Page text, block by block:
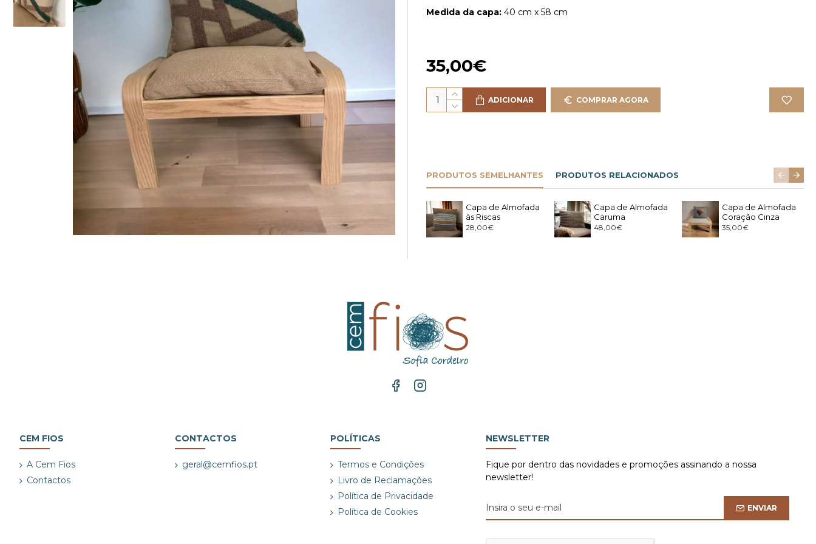
Medida da capa: 40 cm x 58 cm
35,00€
ADICIONAR COMPRAR AGORA
PRODUTOS SEMELHANTES PRODUTOS RELACIONADOS
Capa de Almofada
às Riscas
28,00€
Capa de Almofada
Caruma
48,00€
Capa de Almofada
Coração Cinza
35,00€
CEM FIOS
A Cem Fios
Contactos
CONTACTOS
geral@cemfios.pt
POLÍTICAS
Termos e Condições
Livro de Reclamações
Política de Privacidade
Política de Cookies
NEWSLETTER
Fique por dentro das novidades e promoções assinando a nossa
newsletter!
ENVIAR